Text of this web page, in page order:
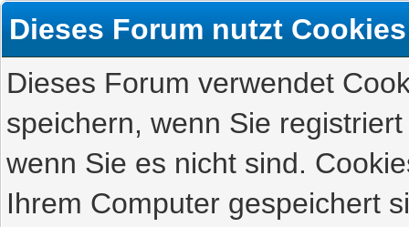
Dieses Forum nutzt Cookies
Dieses Forum verwendet
speichern, wenn Sie
wenn Sie es nicht sind.
Ihrem Computer gespeichert